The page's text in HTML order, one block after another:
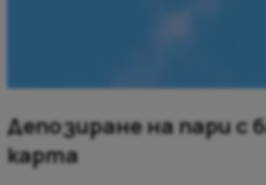
Депозиране на пари с
карта